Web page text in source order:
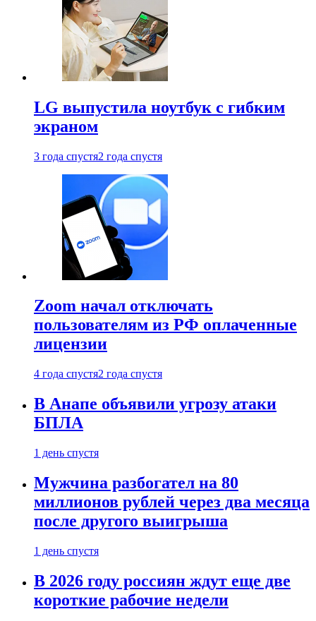
LG выпустила ноутбук с гибким
экраном
3 года спустя2 года спустя
Zoom начал отключать
пользователям из РФ оплаченные
лицензии
4 года спустя2 года спустя
В Анапе объявили угрозу атаки
БПЛА
1 день спустя
Мужчина разбогател на 80
миллионов рублей через два месяца
после другого выигрыша
1 день спустя
В 2026 году россиян ждут еще две
короткие рабочие недели